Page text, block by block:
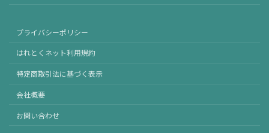
プライバシーポリシー
はれとくネット利用規約
特定商取引法に基づく表示
会社概要
お問い合わせ